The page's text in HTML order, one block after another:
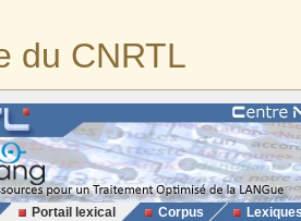
du CNRTL
Portail lexical Corpus